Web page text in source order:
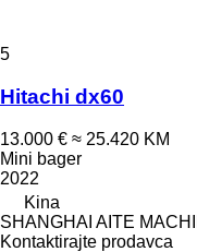
5
Hitachi dx60
13.000 € ≈ 25.420 KM
Mini bager
2022
Kina
SHANGHAI AITE
Kontaktirajte prodavca